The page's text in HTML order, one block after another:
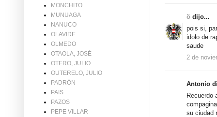
ö dijo...
pois si,
idolo de
saude
2 de
Antonio
Recuerdo
su ciudad
MONCHITO
MUNUAGA
NANUCO
OLAVIDE
OLMEDO
OTAOLA, JOSÉ
OTERO, JULIO
OUTERELO, JULIO
PADRÓN
PAIS
PAZOS
PEPE VILLAR